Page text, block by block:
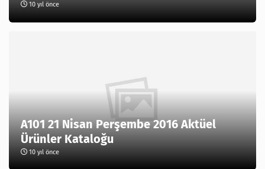
10 yıl önce
A101 21 Nisan Perşembe 2016 Aktüel
Ürünler Kataloğu
10 yıl önce